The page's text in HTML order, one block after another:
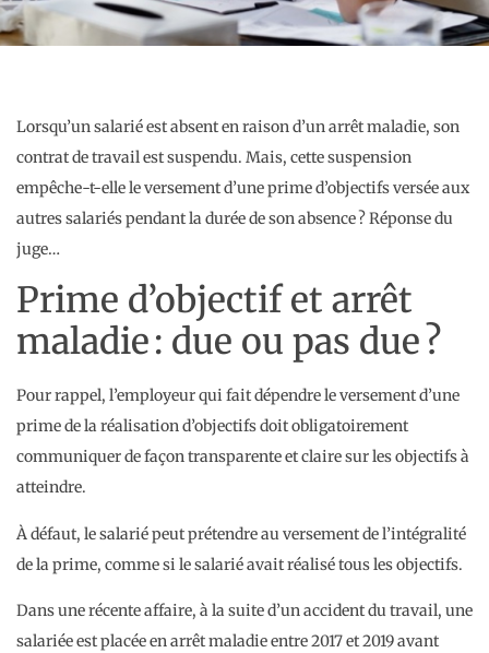
Lorsqu’un salarié est absent en raison d’un arrêt maladie, son
contrat de travail est suspendu. Mais, cette suspension
empêche-t-elle le versement d’une prime d’objectifs versée aux
autres salariés pendant la durée de son absence ? Réponse du
juge…
Prime d’objectif et arrêt
maladie : due ou pas due ?
Pour rappel, l’employeur qui fait dépendre le versement d’une
prime de la réalisation d’objectifs doit obligatoirement
communiquer de façon transparente et claire sur les objectifs à
atteindre.
À défaut, le salarié peut prétendre au versement de l’intégralité
de la prime, comme si le salarié avait réalisé tous les objectifs.
Dans une récente affaire, à la suite d’un accident du travail, une
salariée est placée en arrêt maladie entre 2017 et 2019 avant